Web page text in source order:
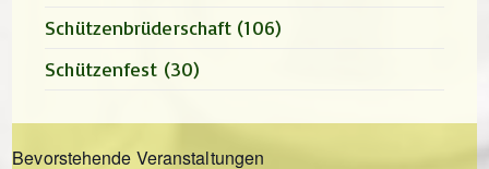
Schützenbrüderschaft (106)
Schützenfest (30)
Bevorstehende Veranstaltungen